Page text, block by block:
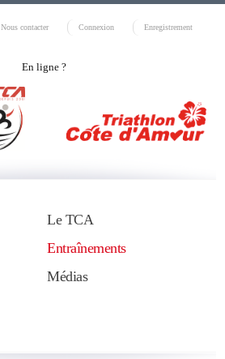
Nous contacter Connexion Enregistrement
En ligne ?
Le TCA
Entraînements
Médias